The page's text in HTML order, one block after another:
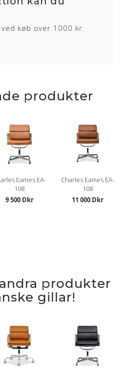
køb over 1000 kr.
produkter
Eames EA-
108
9 500 Dkr
Charles Eames EA-
108
11 000 Dkr
produkter
gillar!